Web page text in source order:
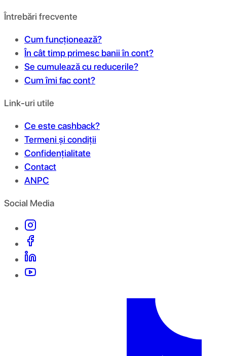
Întrebări frecvente
Cum funcționează?
În cât timp primesc banii în cont?
Se cumulează cu reducerile?
Cum îmi fac cont?
Link-uri utile
Ce este cashback?
Termeni și condiții
Confidențialitate
Contact
ANPC
Social Media